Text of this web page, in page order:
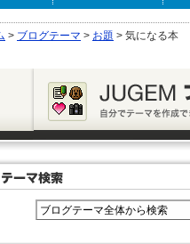
> ブログテーマ > お題 > 気になる本